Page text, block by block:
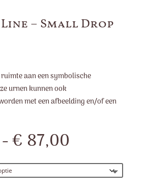
– Small Drop
aan een symbolische
urnen kunnen ook
met een afbeelding en/of een
-€ 87,00
tot
€ 87,00